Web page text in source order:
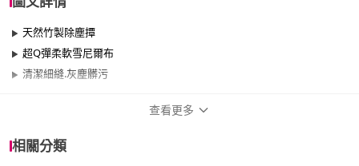
天然竹製除塵撢
超Q彈柔軟雪尼爾布
清潔細縫.灰塵髒污
查看更多
相關分類